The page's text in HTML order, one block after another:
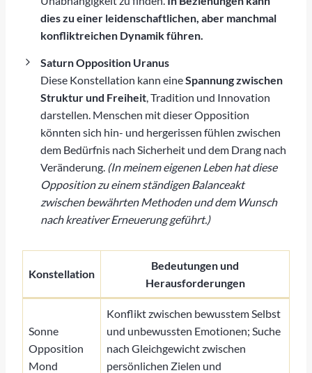
dies zu einer leidenschaftlichen, aber manchmal
konfliktreichen Dynamik führen.
Saturn Opposition Uranus
Diese Konstellation kann eineSpannung zwischen
Struktur und Freiheit , Tradition und Innovation
darstellen. Menschen mit dieser Opposition
könnten sich hin- und hergerissen fühlen zwischen
dem Bedürfnis nach Sicherheit und dem Drang nach
Veränderung. (In meinem eigenen Leben hat diese
Opposition zu einem ständigen Balanceakt
zwischen bewährten Methoden und dem Wunsch
nach kreativer Erneuerung geführt.)
Konstellation
Bedeutungen und
Herausforderungen
Sonne
Opposition
Mond
Konflikt zwischen bewusstem Selbst
und unbewussten Emotionen; Suche
nach Gleichgewicht zwischen
persönlichen Zielen und